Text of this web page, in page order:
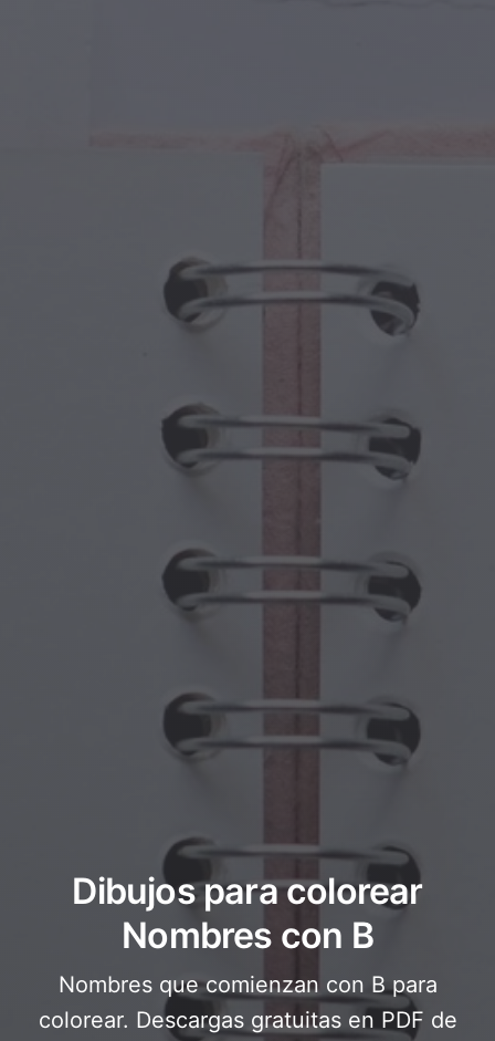
Dibujos para colorear
Nombres con B
Nombres que comienzan con B para
colorear. Descargas gratuitas en PDF de